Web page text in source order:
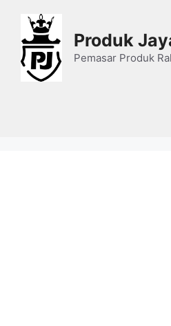
content
Produk
Pemasar Produk